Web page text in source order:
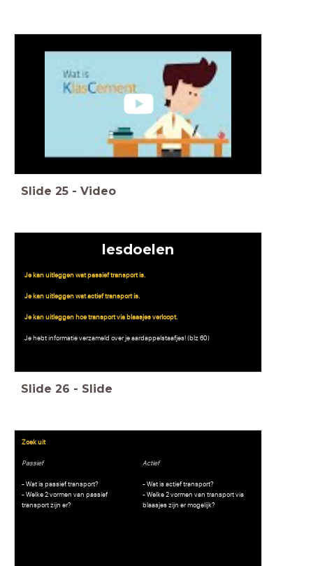
Slide 25 - Video
lesdoelen
Je kan uitleggen wat passief transport is.
Je kan uitleggen wat actief transport is.
Je kan uitleggen hoe transport via blaasjes verloopt.
Je hebt informatie verzameld over je aardappelstaafjes! (blz 60)
Slide 26 - Slide
Zoek uit
Passief
- Wat is passief transport?
- Welke 2 vormen van passief
transport zijn er?
Actief
- Wat is actief transport?
- Welke 2 vormen van transport via
blaasjes zijn er mogelijk?